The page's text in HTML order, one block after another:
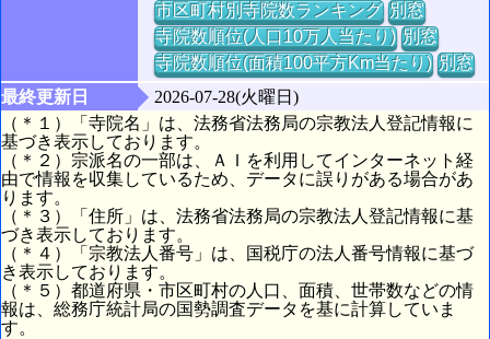
市区町村別寺院数ランキング 別窓
寺院数順位(人口10万人当たり) 別窓
寺院数順位(面積100平方Km当たり) 別窓
最終更新日
2026-07-28(火曜日)
（＊１）「寺院名」は、法務省法務局の宗教法人登記情報に
基づき表示しております。
（＊２）宗派名の一部は、ＡＩを利用してインターネット経
由で情報を収集しているため、データに誤りがある場合があ
ります。
（＊３）「住所」は、法務省法務局の宗教法人登記情報に基
づき表示しております。
（＊４）「宗教法人番号」は、国税庁の法人番号情報に基づ
き表示しております。
（＊５）都道府県・市区町村の人口、面積、世帯数などの情
報は、総務庁統計局の国勢調査データを基に計算していま
す。